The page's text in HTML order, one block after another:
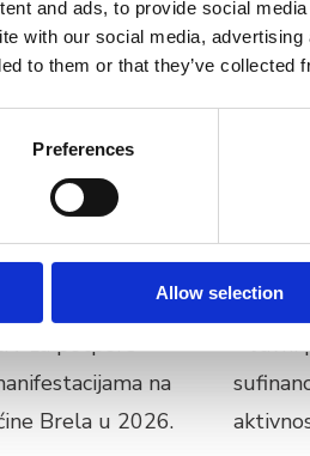
and ads, to provide social
with our social media,
to them or that they’ve
Preferences
Allow selection